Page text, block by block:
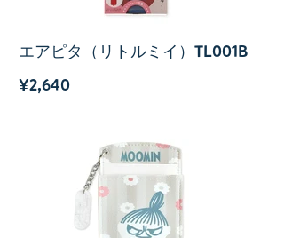
エアピタ（リトルミイ）TL001B
¥2,640